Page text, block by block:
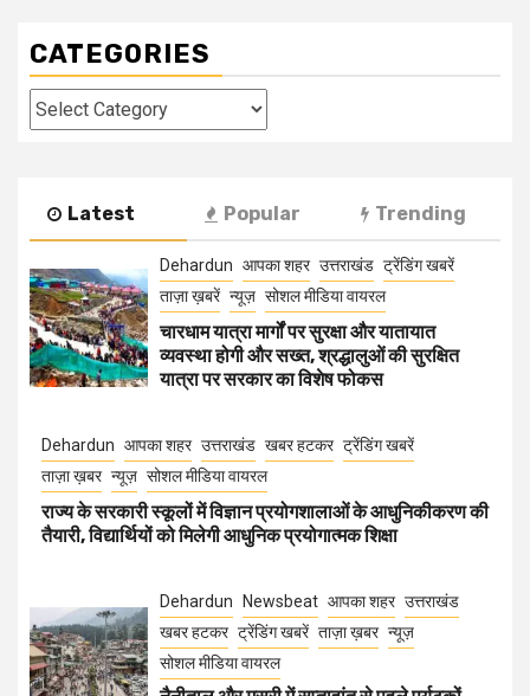
CATEGORIES
Categories
Latest Popular Trending
Dehardun आपका शहर उत्तराखंड ट्रेंडिंग खबरें
ताज़ा ख़बरें न्यूज़ सोशल मीडिया वायरल
चारधाम यात्रा मार्गों पर सुरक्षा और यातायात
व्यवस्था होगी और सख्त, श्रद्धालुओं की सुरक्षित
यात्रा पर सरकार का विशेष फोकस
Dehardun आपका शहर उत्तराखंड खबर हटकर ट्रेंडिंग खबरें
ताज़ा ख़बर न्यूज़ सोशल मीडिया वायरल
राज्य के सरकारी स्कूलों में विज्ञान प्रयोगशालाओं के आधुनिकीकरण की
तैयारी, विद्यार्थियों को मिलेगी आधुनिक प्रयोगात्मक शिक्षा
Dehardun Newsbeat आपका शहर उत्तराखंड
खबर हटकर ट्रेंडिंग खबरें ताज़ा ख़बर न्यूज़
सोशल मीडिया वायरल